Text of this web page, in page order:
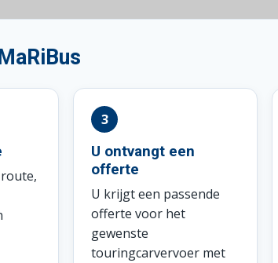
U ontvangt een
offerte
U krijgt een passende
offerte voor het
gewenste
touringcarvervoer met